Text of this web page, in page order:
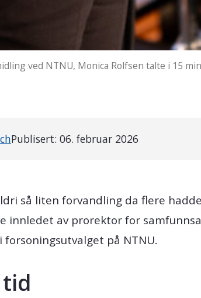
ved NTNU, Monica Rolfsen talte i 15
Publisert: 06. februar 2026
så liten forvandling da flere
innledet av prorektor for
på NTNU.